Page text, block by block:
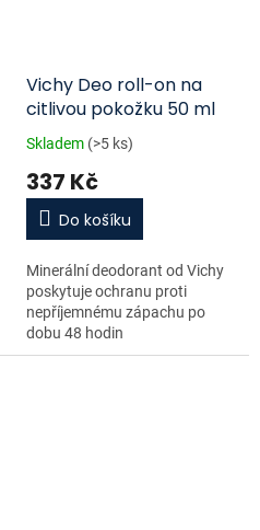
Vichy Deo roll-on na
citlivou pokožku 50 ml
Skladem (>5 ks)
337 Kč
Do košíku
Minerální deodorant od Vichy
poskytuje ochranu proti
nepříjemnému zápachu po
dobu 48 hodin